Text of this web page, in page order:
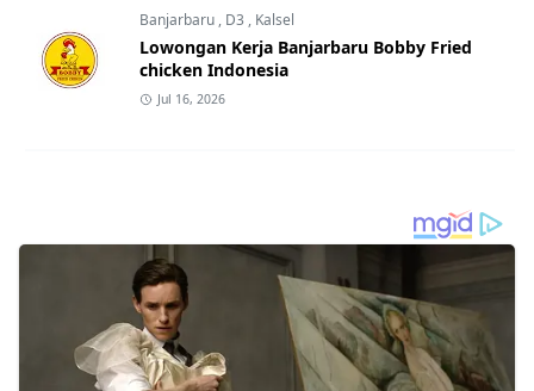
Banjarbaru , D3 , Kalsel
Lowongan Kerja Banjarbaru Bobby Fried
chicken Indonesia
Jul 16, 2026